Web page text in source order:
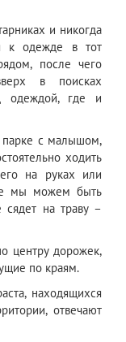
и никогда
к одежде в тот
после чего
в поисках
одеждой, где и
парке с малышом,
ходить
на руках или
мы можем быть
на траву –
центру дорожек,
по краям.
находящихся
отвечают